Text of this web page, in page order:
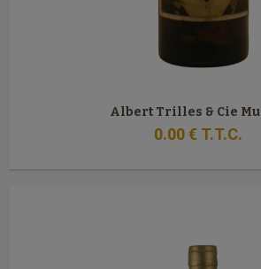
Albert Trilles & Cie
0.00€ T.T.C.